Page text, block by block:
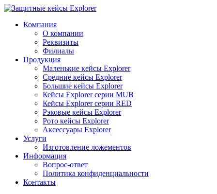
Компания
О компании
Реквизиты
Филиалы
Продукция
Маленькие кейсы Explorer
Средние кейсы Explorer
Большие кейсы Explorer
Кейсы Explorer серии MUB
Кейсы Explorer серии RED
Рэковые кейсы Explorer
Рото кейсы Explorer
Аксессуары Explorer
Услуги
Изготовление ложементов
Информация
Вопрос-ответ
Политика конфиденциальности
Контакты